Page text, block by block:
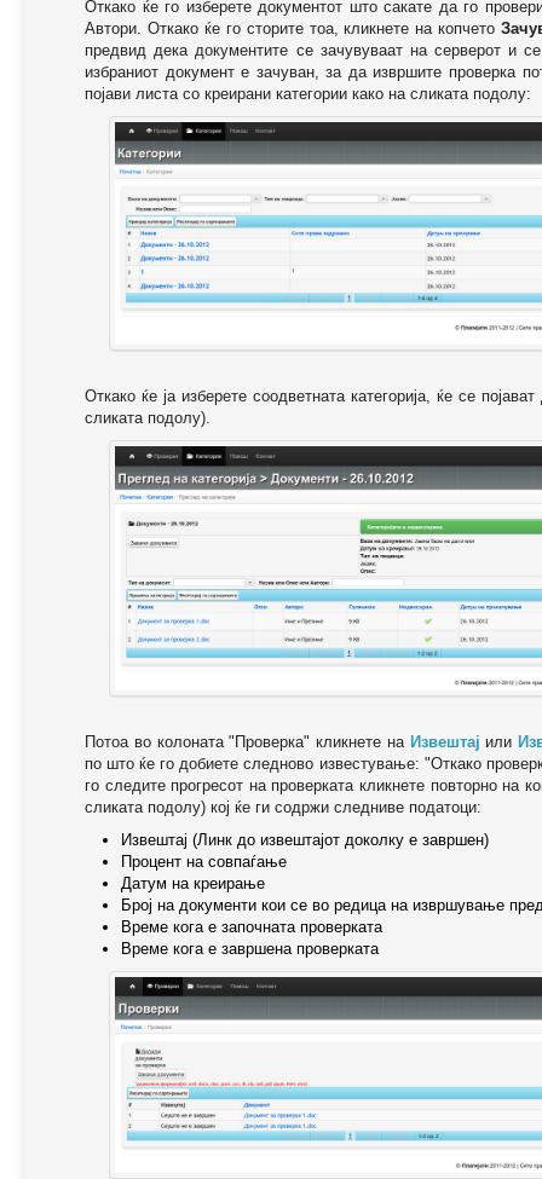
Откако ќе го изберете документот што сакате да го
Автори. Откако ќе го сторите тоа, кликнете на копчето
предвид дека документите се зачувуваат на серверот и
избраниот документ е зачуван, за да извршите проверка
појави листа со креирани категории како на сликата подолу:
Откако ќе ја изберете соодветната категорија, ќе се
сликата подолу).
Потоа во колоната "Проверка" кликнете на Извештај или
по што ќе го добиете следново известување: "Oткако
го следите прогресот на проверката кликнете повторно на
сликата подолу) кој ќе ги содржи следниве податоци:
Извештај (Линк до извештајот доколку е завршен)
Процент на совпаѓање
Датум на креирање
Број на документи кои се во редица на извршување
Време кога е започната проверката
Време кога е завршена проверката